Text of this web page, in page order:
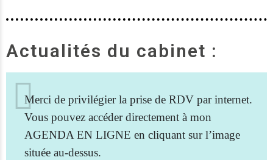
Actualités du cabinet :
Merci de privilégier la prise de RDV par internet.
Vous pouvez accéder directement à mon
AGENDA EN LIGNE en cliquant sur l’image
située au-dessus.